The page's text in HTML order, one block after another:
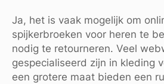
Ja, het is vaak mogelijk om
spijkerbroeken voor heren te
nodig te retourneren. Veel
gespecialiseerd zijn in kleding
een grotere maat bieden een